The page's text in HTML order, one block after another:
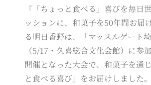
『「ちょっと食べる」喜びを毎日
ッションに、和菓子を50年間お届
る明日香野は、「マッスルゲート埼
（5/17・久喜総合文化会館）に参
開催となった大会で、和菓子を通
と食べる喜び」をお届けしました。